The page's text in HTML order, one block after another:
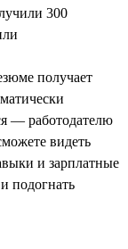
300
получает
― работодателю
видеть
и зарплатные
подогнать